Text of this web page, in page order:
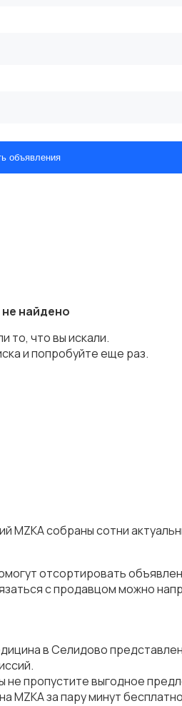
объявления
найдено
то, что вы искали.
и попробуйте еще раз.
собраны сотни
отсортировать
с продавцом можно
в Селидово
не пропустите выгодное
MZKA за пару минут